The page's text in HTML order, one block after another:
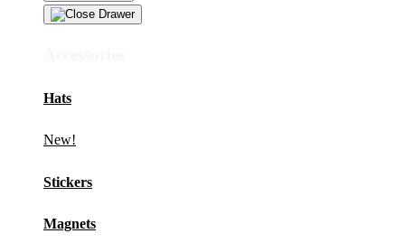
Hats
New!
Stickers
Magnets